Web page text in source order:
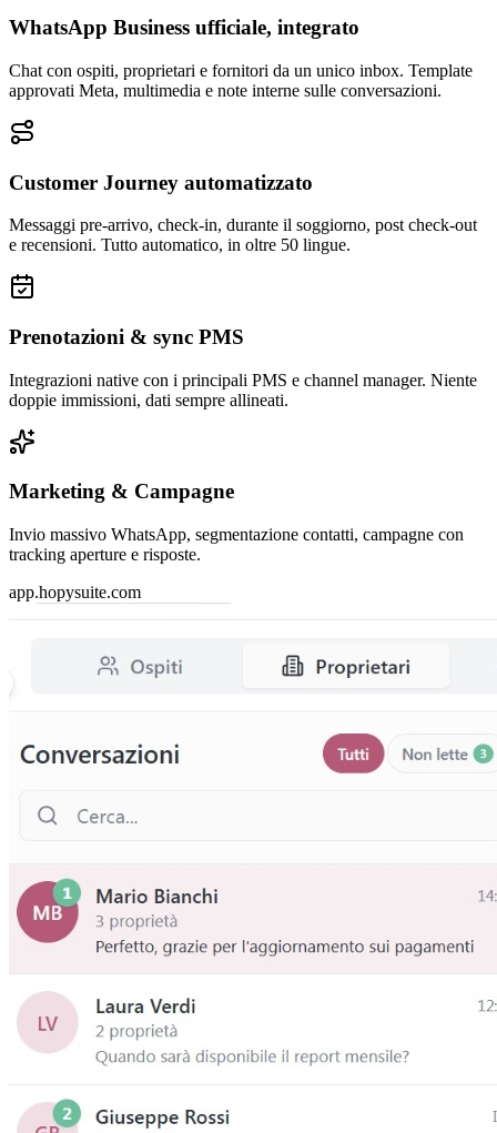
WhatsApp Business ufficiale, integrato
Chat con ospiti, proprietari e fornitori da un unico inbox. Template
approvati Meta, multimedia e note interne sulle conversazioni.
Customer Journey automatizzato
Messaggi pre-arrivo, check-in, durante il soggiorno, post check-out
e recensioni. Tutto automatico, in oltre 50 lingue.
Prenotazioni & sync PMS
Integrazioni native con i principali PMS e channel manager. Niente
doppie immissioni, dati sempre allineati.
Marketing & Campagne
Invio massivo WhatsApp, segmentazione contatti, campagne con
tracking aperture e risposte.
app.hopysuite.com